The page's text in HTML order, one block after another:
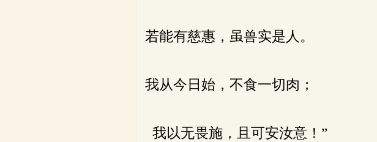
若能有慈惠，虽兽实是人。
我从今日始，不食一切肉；
我以无畏施，且可安汝意！”